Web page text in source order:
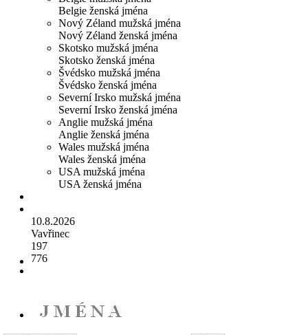
Belgie ženská jména
Nový Zéland mužská jména
Nový Zéland ženská jména
Skotsko mužská jména
Skotsko ženská jména
Švédsko mužská jména
Švédsko ženská jména
Severní Irsko mužská jména
Severní Irsko ženská jména
Anglie mužská jména
Anglie ženská jména
Wales mužská jména
Wales ženská jména
USA mužská jména
USA ženská jména
10.8.2026
Vavřinec
197
776